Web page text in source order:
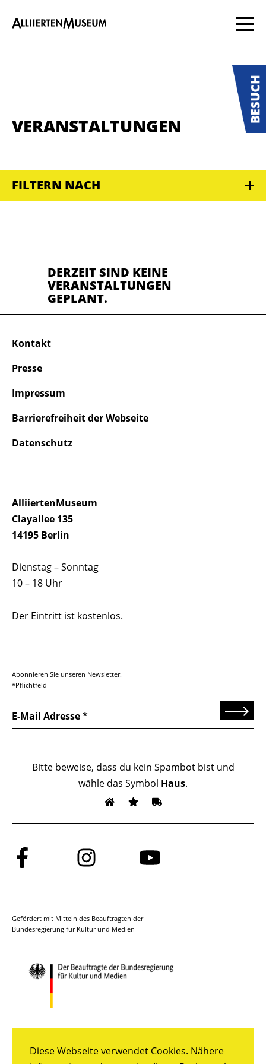
Diese Webseite verwendet Cookies. Nähere
VERANSTALTUNGEN
FILTERN NACH
DERZEIT SIND KEINE
VERANSTALTUNGEN
GEPLANT.
AlliiertenMuseum
Clayallee 135
14195 Berlin
Dienstag – Sonntag
10 – 18 Uhr
Der Eintritt ist kostenlos.
Kontakt
Presse
Impressum
Barrierefreiheit der Webseite
Datenschutz
Abonnieren Sie unseren Newsletter.
*Pflichtfeld
E-Mail Adresse Senden
Bitte beweise, dass du kein Spambot bist und
wähle das Symbol Haus.
Folge
uns
auf
Folge
uns
auf
Folge
auf
Gefördert mit Mitteln des Beauftragten der
Bundesregierung für Kultur und Medien